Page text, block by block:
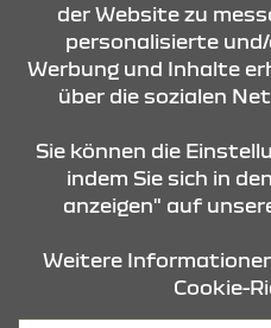
ÖFFNUNGSZEITEN
der Website zu
personalisierte
Werbung und Inhalte
über die sozialen
Sie können die
indem Sie sich in
anzeigen" auf
Weitere
Cookie-